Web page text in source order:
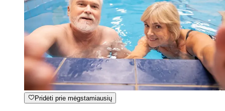
Pridėti prie mėgstamiausių